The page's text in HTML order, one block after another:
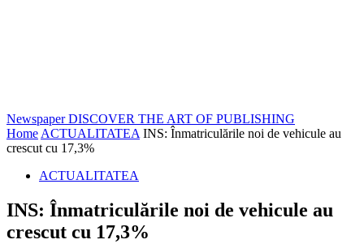
Newspaper DISCOVER THE ART OF PUBLISHING
Home ACTUALITATEA INS: Înmatriculările noi de vehicule au
crescut cu 17,3%
ACTUALITATEA
INS: Înmatriculările noi de vehicule au
crescut cu 17,3%